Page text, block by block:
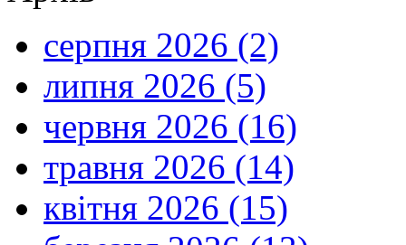
серпня 2026 (2)
липня 2026 (5)
червня 2026 (16)
травня 2026 (14)
квітня 2026 (15)